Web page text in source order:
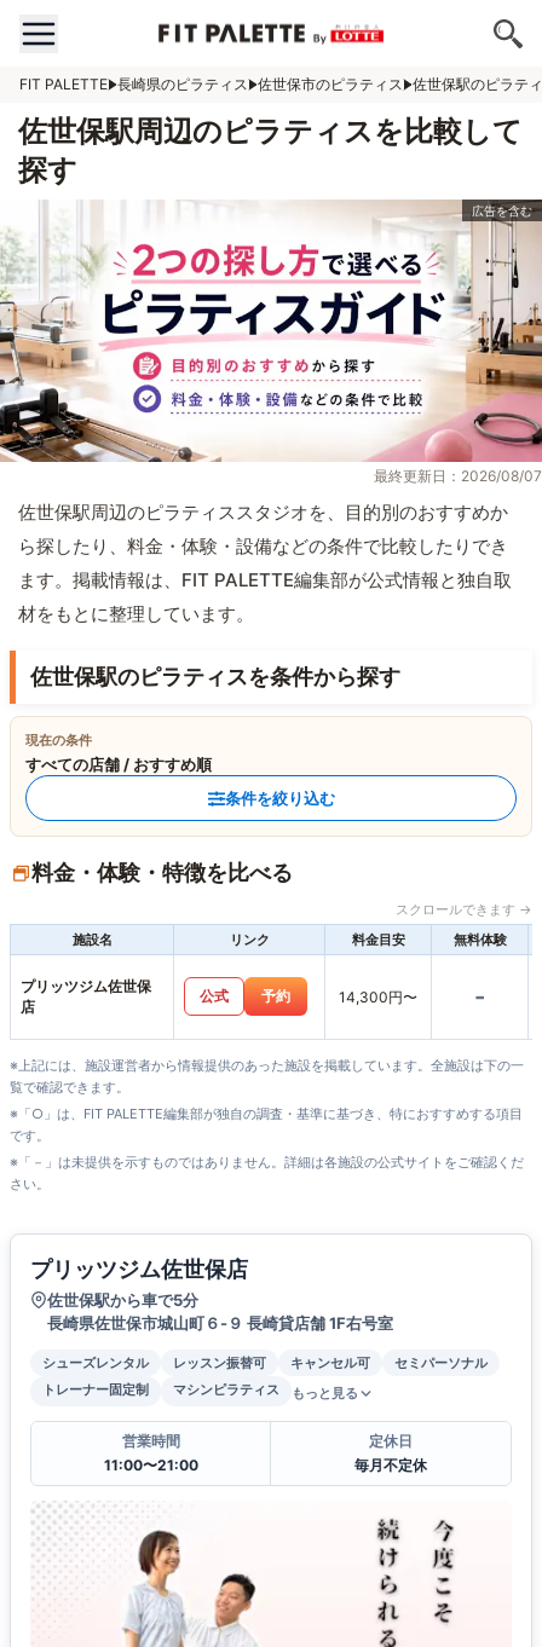
FIT PALETTE 長崎県のピラティス 佐世保市のピラティス 佐世保駅のピラテ
佐世保駅周辺のピラティスを比較して
探す
最終更新日：2026/08/07
佐世保駅周辺のピラティススタジオを、目的別のおすすめか
ら探したり、料金・体験・設備などの条件で比較したりでき
ます。掲載情報は、FIT PALETTE編集部が公式情報と独自取
材をもとに整理しています。
佐世保駅のピラティスを条件から探す
現在の条件
すべての店舗 / おすすめ順
条件を絞り込む
料金・体験・特徴を比べる
スクロールできます →
施設名
リンク 料金目安 無料体験
プリッツジム佐世保
店
公式 予約 14,300円〜 -
※上記には、施設運営者から情報提供のあった施設を掲載しています。全施設は下の一
覧で確認できます。
※「○」は、FIT PALETTE編集部が独自の調査・基準に基づき、特におすすめする項目
です。
※「－」は未提供を示すものではありません。詳細は各施設の公式サイトをご確認くだ
さい。
プリッツジム佐世保店
佐世保駅から車で5分
長崎県佐世保市城山町６-９ 長崎貸店舗 1F右号室
シューズレンタル レッスン振替可 キャンセル可
セミパーソナル
トレーナー固定制
マシンピラティス もっと見る
営業時間
11:00〜21:00
定休日
毎月不定休